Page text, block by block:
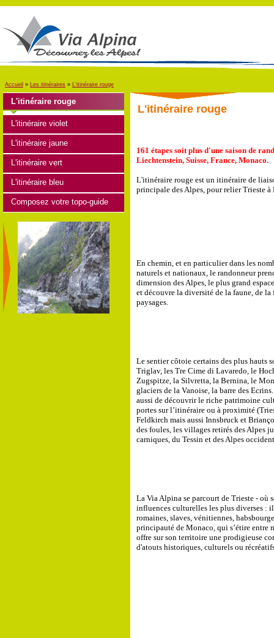
Accueil » Les itinéraires » L'itinéraire rouge
L'itinéraire rouge
L'itinéraire violet
L'itinéraire jaune
L'itinéraire vert
L'itinéraire bleu
Composez votre topo-guide
L'itinéraire rouge
161 étapes soit plus d'une saison de
Liechtenstein, Suisse, France, Monaco.
L'itinéraire rouge est un itinéraire de
principale des Alpes, pour relier Trieste
En chemin, et en particulier dans les
naturels et nationaux, le randonneur
dimension des Alpes, le plus grand
et découvre la diversité de la faune, de la
paysages.
Le sentier côtoie certains des plus hauts
Triglav, les Tre Cime di Lavaredo, le
Zugspitze, la Silvretta, la Bernina, le
glaciers de la Vanoise, la barre des
aussi de découvrir le riche patrimoine
portes sur l’itinéraire ou à proximité
Feldkirch mais aussi Innsbruck et
des foules, les villages retirés des Alpes
carniques, du Tessin et des Alpes
La Via Alpina se parcourt de Trieste - où
influences culturelles les plus diverses :
romaines, slaves, vénitiennes,
principauté de Monaco, qui s’étire entre
offre sur son territoire une prodigieuse
d'atouts historiques, culturels ou